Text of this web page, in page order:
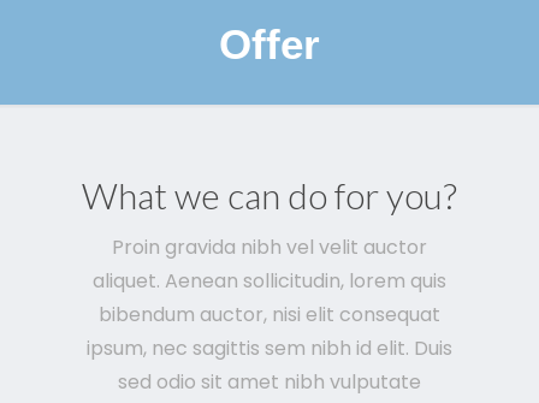
Offer
What we can do for you?
Proin gravida nibh vel velit auctor
aliquet. Aenean sollicitudin, lorem quis
bibendum auctor, nisi elit consequat
ipsum, nec sagittis sem nibh id elit. Duis
sed odio sit amet nibh vulputate